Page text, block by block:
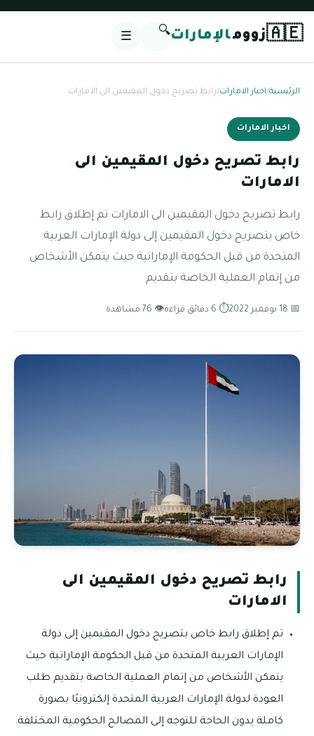
🇦🇪زوومالإمارات🔍
☰
الرئيسية/اخبار الامارات/رابط تصريح دخول المقيمين الى الامارات
اخبار الامارات
رابط تصريح دخول المقيمين الى
الامارات
رابط تصريح دخول المقيمين الى الامارات تم إطلاق رابط
خاص بتصريح دخول المقيمين إلى دولة الإمارات العربية
المتحدة من قبل الحكومة الإماراتية حيث يتمكن الأشخاص
من إتمام العملية الخاصة بتقديم
📅 18 نوفمبر 2022 ⏱ 6 دقائق قراءة 👁 76 مشاهدة
رابط تصريح دخول المقيمين الى
الامارات
تم إطلاق رابط خاص بتصريح دخول المقيمين إلى دولة
الإمارات العربية المتحدة من قبل الحكومة الإماراتية حيث
يتمكن الأشخاص من إتمام العملية الخاصة بتقديم طلب
العودة لدولة الإمارات العربية المتحدة إلكترونيًا بصورة
كاملة بدون الحاجة للتوجه إلى المصالح الحكومية المختلفة.